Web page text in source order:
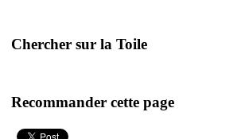
Chercher sur la Toile
Recommander cette page